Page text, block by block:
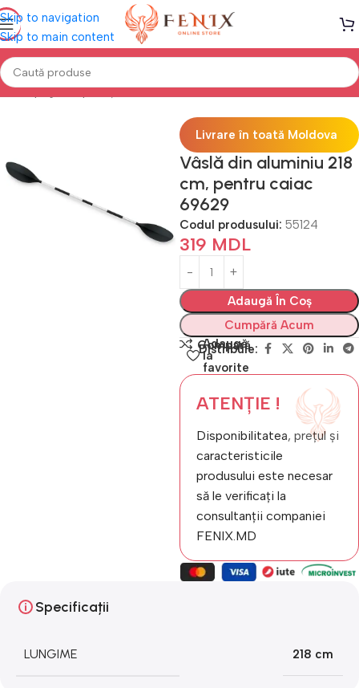
Skip to navigation
Skip to main content
Prima pagină Sport și Aer liber Bărci
Livrare în toată Moldova
Vâslă din aluminiu 218
cm, pentru caiac
69629
Codul produsului: 55124
319 MDL
Adaugă În Coș
Cumpără Acum
Compară
Adaugă
la
favorite
Distribuie:
ATENȚIE !
Disponibilitatea, prețul și
caracteristicile
produsului este necesar
să le verificați la
consultanții companiei
FENIX.MD
Specificații
LUNGIME 218 cm